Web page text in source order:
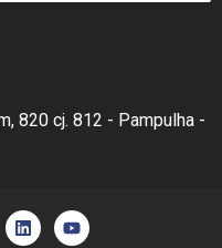
820 cj. 812 - Pampulha -
L
i
n
Y
o
u